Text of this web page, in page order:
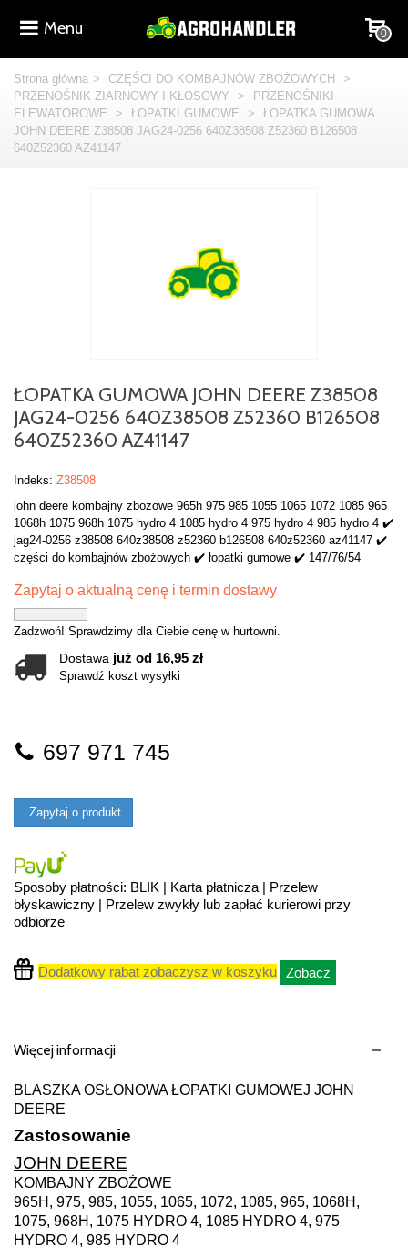
Menu 0
Strona główna > CZĘŚCI DO KOMBAJNÓW ZBOŻOWYCH
>
PRZENOŚNIK ZIARNOWY I KŁOSOWY
>
PRZENOŚNIKI
ELEWATOROWE
> ŁOPATKI GUMOWE >
ŁOPATKA GUMOWA
JOHN DEERE Z38508 JAG24-0256 640Z38508 Z52360 B126508
640Z52360 AZ41147
ŁOPATKA GUMOWA JOHN DEERE Z38508
JAG24-0256 640Z38508 Z52360 B126508
640Z52360 AZ41147
Indeks: Z38508
john deere kombajny zbożowe 965h 975 985 1055 1065 1072 1085 965
1068h 1075 968h 1075 hydro 4 1085 hydro 4 975 hydro 4 985 hydro 4 ✔️
jag24-0256 z38508 640z38508 z52360 b126508 640z52360 az41147 ✔️
części do kombajnów zbożowych ✔️ łopatki gumowe ✔️ 147/76/54
Zapytaj o aktualną cenę i termin dostawy
Zadzwoń! Sprawdzimy dla Ciebie cenę w hurtowni.
Dostawa już od 16,95 zł
Sprawdź koszt wysyłki
697 971 745
Zapytaj o produkt
Sposoby płatności: BLIK | Karta płatnicza | Przelew
błyskawiczny | Przelew zwykły lub zapłać kurierowi przy
odbiorze
Dodatkowy rabat zobaczysz w koszyku Zobacz
Więcej informacji
BLASZKA OSŁONOWA ŁOPATKI GUMOWEJ JOHN
DEERE
Zastosowanie
JOHN DEERE
KOMBAJNY ZBOŻOWE
965H, 975, 985, 1055, 1065, 1072, 1085, 965, 1068H,
1075, 968H, 1075 HYDRO 4, 1085 HYDRO 4, 975
HYDRO 4, 985 HYDRO 4